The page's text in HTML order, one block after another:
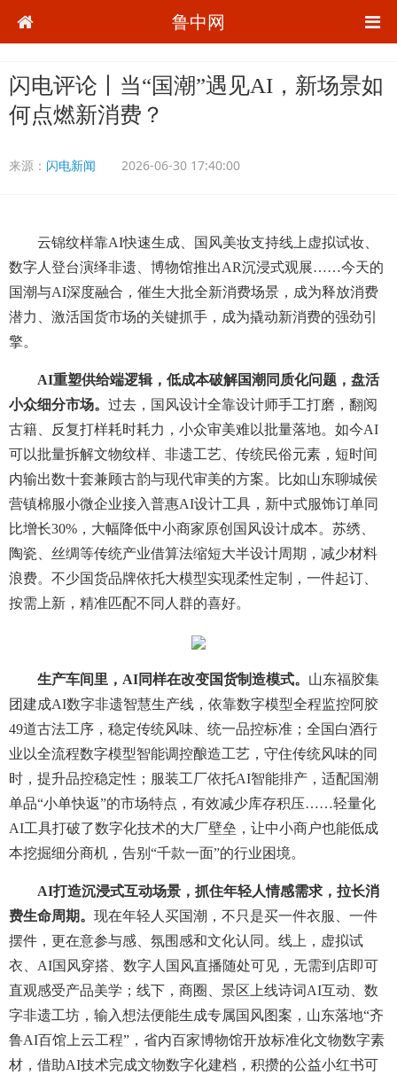
鲁中网
闪电评论丨当“国潮”遇见AI，新场景如
何点燃新消费？
来源： 闪电新闻 2026-06-30 17:40:00
云锦纹样靠AI快速生成、国风美妆支持线上虚拟试妆、
数字人登台演绎非遗、博物馆推出AR沉浸式观展……今天的
国潮与AI深度融合，催生大批全新消费场景，成为释放消费
潜力、激活国货市场的关键抓手，成为撬动新消费的强劲引
擎。
AI重塑供给端逻辑，低成本破解国潮同质化问题，盘活
小众细分市场。 过去，国风设计全靠设计师手工打磨，翻阅
古籍、反复打样耗时耗力，小众审美难以批量落地。如今AI
可以批量拆解文物纹样、非遗工艺、传统民俗元素，短时间
内输出数十套兼顾古韵与现代审美的方案。比如山东聊城侯
营镇棉服小微企业接入普惠AI设计工具，新中式服饰订单同
比增长30%，大幅降低中小商家原创国风设计成本。苏绣、
陶瓷、丝绸等传统产业借算法缩短大半设计周期，减少材料
浪费。不少国货品牌依托大模型实现柔性定制，一件起订、
按需上新，精准匹配不同人群的喜好。
生产车间里，AI同样在改变国货制造模式。 山东福胶集
团建成AI数字非遗智慧生产线，依靠数字模型全程监控阿胶
49道古法工序，稳定传统风味、统一品控标准；全国白酒行
业以全流程数字模型智能调控酿造工艺，守住传统风味的同
时，提升品控稳定性；服装工厂依托AI智能排产，适配国潮
单品“小单快返”的市场特点，有效减少库存积压……轻量化
AI工具打破了数字化技术的大厂壁垒，让中小商户也能低成
本挖掘细分商机，告别“千款一面”的行业困境。
AI打造沉浸式互动场景，抓住年轻人情感需求，拉长消
费生命周期。 现在年轻人买国潮，不只是买一件衣服、一件
摆件，更在意参与感、氛围感和文化认同。线上，虚拟试
衣、AI国风穿搭、数字人国风直播随处可见，无需到店即可
直观感受产品美学；线下，商圈、景区上线诗词AI互动、数
字非遗工坊，输入想法便能生成专属国风图案，山东落地“齐
鲁AI百馆上云工程”，省内百家博物馆开放标准化文物数字素
材，借助AI技术完成文物数字化建档，积攒的公益小红书可